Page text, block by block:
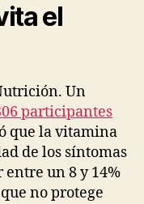
el
Un
participantes
que la vitamina
de los síntomas
un 8 y 14%
no protege